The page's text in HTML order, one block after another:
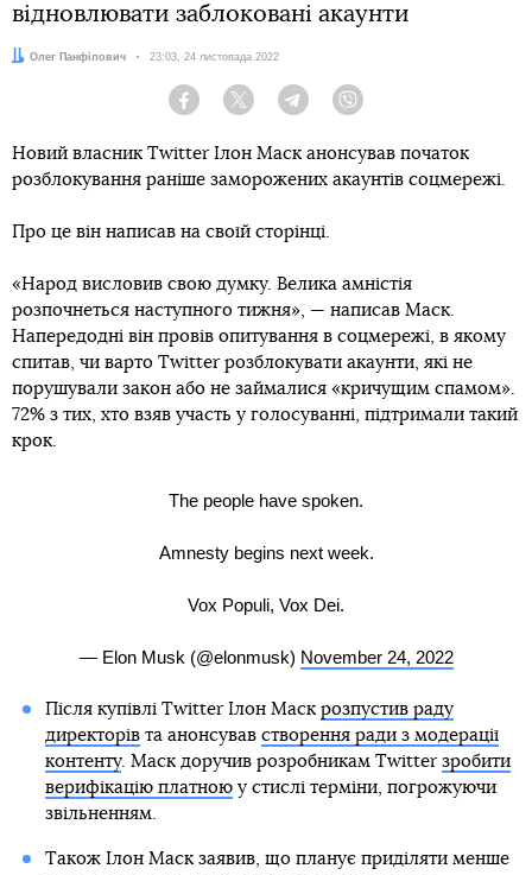
відновлювати заблоковані акаунти
Автор:
Олег Панфілович Дата:
23:03, 24 листопада 2022
Facebook Twitter Telegram
Новий власник Twitter Ілон Маск анонсував початок
розблокування раніше заморожених акаунтів соцмережі.
Про це він написав на своїй сторінці.
«Народ висловив свою думку. Велика амністія
розпочнеться наступного тижня», — написав Маск.
Напередодні він провів опитування в соцмережі, в якому
спитав, чи варто Twitter розблокувати акаунти, які не
порушували закон або не займалися «кричущим спамом».
72% з тих, хто взяв участь у голосуванні, підтримали такий
крок.
The people have spoken.
Amnesty begins next week.
Vox Populi, Vox Dei.
— Elon Musk (@elonmusk) November 24, 2022
Після купівлі Twitter Ілон Маск розпустив раду
директорівта анонсував створення ради з модерації
контенту. Маск доручив розробникам Twitter зробити
верифікацію платноюу стислі терміни, погрожуючи
звільненням.
Також Ілон Маск заявив, що планує приділяти менше